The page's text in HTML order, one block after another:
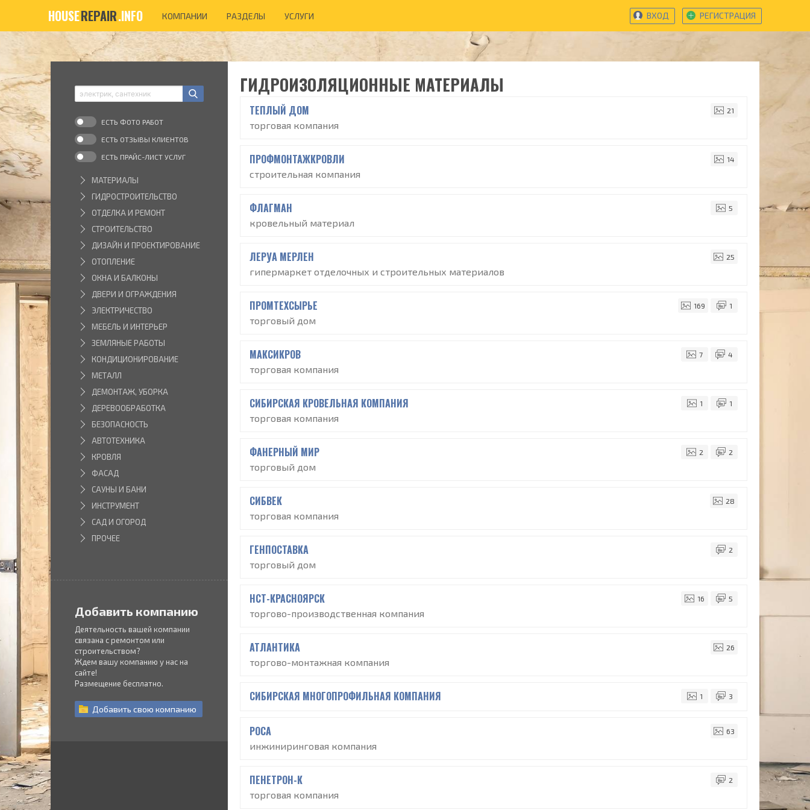
HOUSEREPAIR.INFO КОМПАНИИ РАЗДЕЛЫ УСЛУГИ ВХОД РЕГИСТРАЦИЯ
ЕСТЬ ФОТО РАБОТ
ЕСТЬ ОТЗЫВЫ КЛИЕНТОВ
ЕСТЬ ПРАЙС-ЛИСТ УСЛУГ
МАТЕРИАЛЫ
ГИДРОСТРОИТЕЛЬСТВО
ОТДЕЛКА И РЕМОНТ
СТРОИТЕЛЬСТВО
ДИЗАЙН И ПРОЕКТИРОВАНИЕ
ОТОПЛЕНИЕ
ОКНА И БАЛКОНЫ
ДВЕРИ И ОГРАЖДЕНИЯ
ЭЛЕКТРИЧЕСТВО
МЕБЕЛЬ И ИНТЕРЬЕР
ЗЕМЛЯНЫЕ РАБОТЫ
КОНДИЦИОНИРОВАНИЕ
МЕТАЛЛ
ДЕМОНТАЖ, УБОРКА
ДЕРЕВООБРАБОТКА
БЕЗОПАСНОСТЬ
АВТОТЕХНИКА
КРОВЛЯ
ФАСАД
САУНЫ И БАНИ
ИНСТРУМЕНТ
САД И ОГОРОД
ПРОЧЕЕ
Добавить компанию
Деятельность вашей компании
связана с ремонтом или
строительством?
Ждем вашу компанию у нас на
сайте!
Размещение бесплатно.
Добавить свою компанию
ГИДРОИЗОЛЯЦИОННЫЕ МАТЕРИАЛЫ
ТЕПЛЫЙ ДОМ
торговая компания
21
ПРОФМОНТАЖКРОВЛИ
строительная компания
14
ФЛАГМАН
кровельный материал
5
ЛЕРУА МЕРЛЕН
гипермаркет отделочных и строительных материалов
25
ПРОМТЕХСЫРЬЕ
торговый дом
169 1
МАКСИКРОВ
торговая компания
7 4
СИБИРСКАЯ КРОВЕЛЬНАЯ КОМПАНИЯ
торговая компания
1 1
ФАНЕРНЫЙ МИР
торговый дом
2 2
СИБВЕК
торговая компания
28
ГЕНПОСТАВКА
торговый дом
2
НСТ-КРАСНОЯРСК
торгово-производственная компания
16 5
АТЛАНТИКА
торгово-монтажная компания
26
СИБИРСКАЯ МНОГОПРОФИЛЬНАЯ КОМПАНИЯ 1 3
РОСА
инжиниринговая компания
63
ПЕНЕТРОН-К
торговая компания
2